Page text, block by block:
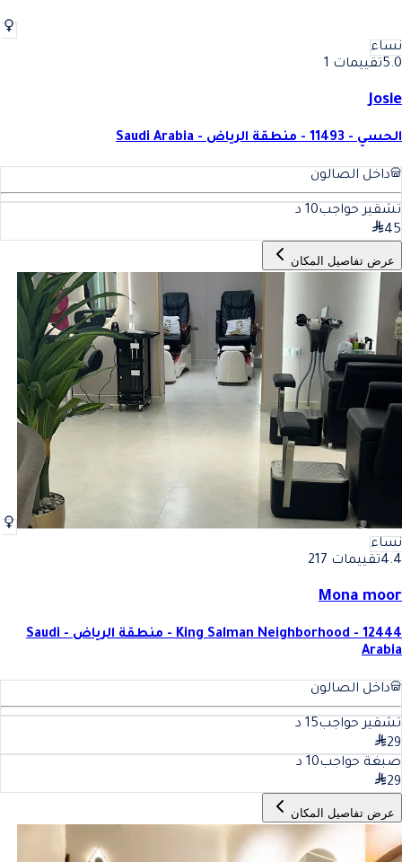
نساء
5.0تقييمات 1
Josie
الحسي - 11493 - منطقة الرياض - Saudi Arabia
داخل الصالون
تشقير حواجب10 د
45
عرض تفاصيل المكان
نساء
4.4تقييمات 217
Mona moor
King Salman Neighborhood - 12444 - منطقة الرياض - Saudi
Arabia
داخل الصالون
تشقير حواجب15 د
29
صبغة حواجب10 د
29
عرض تفاصيل المكان